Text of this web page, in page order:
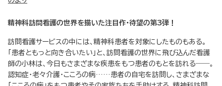
精神科訪問看護の世界を描いた注目作・待望の第3弾！
訪問看護サービスの中には、精神科患者を対象にしたものもある。
「患者ともっと向き合いたい」と、訪問看護の世界に飛び込んだ看護
師の小林は、今日もさまざまな疾患をもつ患者のもとを訪れる――。
認知症・老々介護・こころの病……患者の自宅を訪問し、さまざまな